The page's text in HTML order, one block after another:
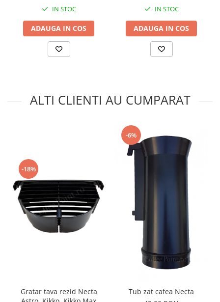
IN STOC
ADAUGA IN COS
IN STOC
ADAUGA IN COS
ALTI CLIENTI AU CUMPARAT
-18%
Gratar tava rezid Necta
-6%
Tub zat cafea Necta